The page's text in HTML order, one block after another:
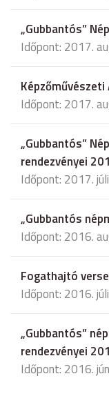
„Gubbantós”
Időpont: 2017.
Időpont: 2017.
„Gubbantós”
rendezvényei
Időpont: 2017.
„Gubbantós
Időpont: 2016.
Fogathajtó
Időpont: 2016.
„Gubbantós”
rendezvényei
Időpont: 2016.